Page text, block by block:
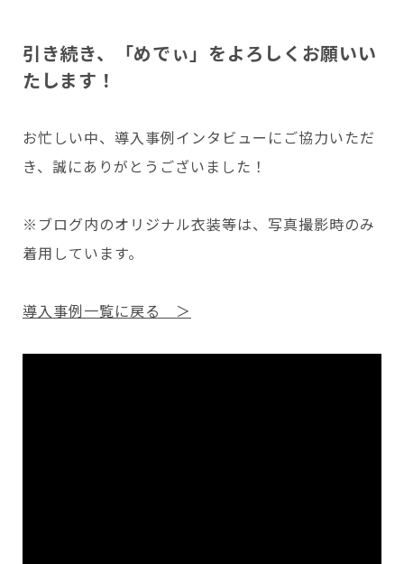
引き続き、「めでぃ」をよろしくお願いい
たします！
お忙しい中、導入事例インタビューにご協力いただ
き、誠にありがとうございました！
※ブログ内のオリジナル衣装等は、写真撮影時のみ
着用しています。
導入事例一覧に戻る ＞